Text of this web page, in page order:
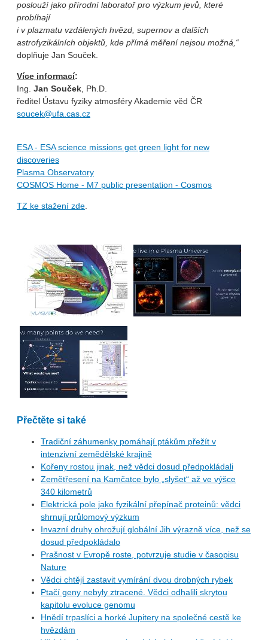
poslouží jako přírodní laboratoř pro výzkum jevů, které
probíhají
i v plazmatu vzdálených hvězd, supernov a dalších
astrofyzikálních objektů, kde přímá měření nejsou možná,“
doplňuje Jan Souček.
Více informací:
Ing. Jan Souček, Ph.D.
ředitel Ústavu fyziky atmosféry Akademie věd ČR
soucek@ufa.cas.cz
ESA - ESA science missions get green light for new
discoveries
Plasma Observatory
COSMOS Home - M7 public presentation - Cosmos
TZ ke stažení zde.
Přečtěte si také
Tradiční záhumenky pomáhají ptákům přežít v
intenzivní zemědělské krajině
Kořeny rostou jinak, než vědci dosud předpokládali
Zemětřesení na Kamčatce bylo „slyšet“ až ve výšce
340 kilometrů
Elektrická pole jako fyzikální přepínač proteinů: vědci
shrnují průlomový výzkum
Invazní druhy ohrožují globální Jih výrazně více, než se
dosud předpokládalo
Prašnost v Evropě roste, potvrzuje studie v časopisu
Nature
Vědci chtějí zastavit vymírání dvou drobných rybek
Ptačí geny nebyly ztracené. Vědci odhalili skrytou
kapitolu evoluce genomu
Hnědí trpaslíci a horké Jupitery na společné cestě ke
hvězdám